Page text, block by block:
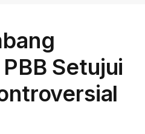
Setujui